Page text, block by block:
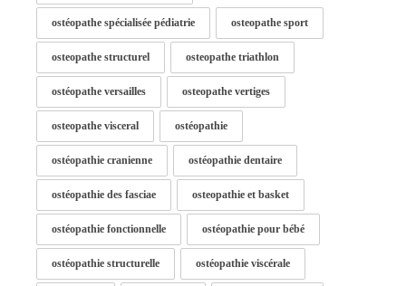
ostéopathe spécialisée pédiatrie osteopathe sport
osteopathe structurel osteopathe triathlon
ostéopathe versailles osteopathe vertiges
osteopathe visceral ostéopathie
ostéopathie cranienne ostéopathie dentaire
ostéopathie des fasciae osteopathie et basket
ostéopathie fonctionnelle ostéopathie pour bébé
ostéopathie structurelle ostéopathie viscérale